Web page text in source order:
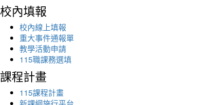
校內填報
校內線上填報
重大事件通報單
教學活動申請
115職課務選填
課程計畫
115課程計畫